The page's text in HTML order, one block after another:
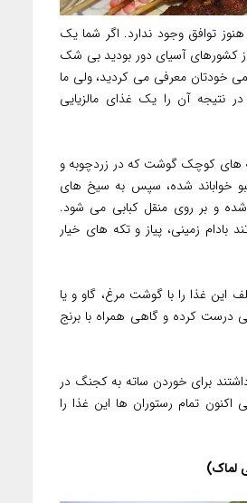
توافق وجود ندارد. اگر شما یک
از کشورهای آسیای دور بودید بی شک
خودتان معرفی می کردید، ولی ما
نتیجه آن را یک غذای مالزیایی
های کوچک گوشت که در زردچوبه و
خواباند شده، سپس به سیخ های
و بر روی منقل کبابی می شود.
زمینی، پیاز و تکه های خیار
این غذا را با گوشت مرغ، گاو و یا
کرده و گاهی همراه با برنج
برای خوردن ساته به کجنگ در
تمام رستوران ها این غذا را